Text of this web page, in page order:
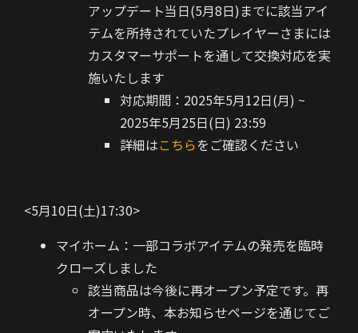
アップデート当日(5月8日)までに該当アイ
テムを所持されていたプレイヤーさまには
カスタマーサポートを通して交換対応を実
施いたします
対応期間：2025年5月12日(月) ~
2025年5月25日(日) 23:59
詳細はこちらをご確認ください
<5月10日(土)17:30>
マイホーム：一部コラボアイテムの発売を臨時
クローズしました
該当商品は今後に再オープン予定です。再
オープン時、本お知らせページを通じてご